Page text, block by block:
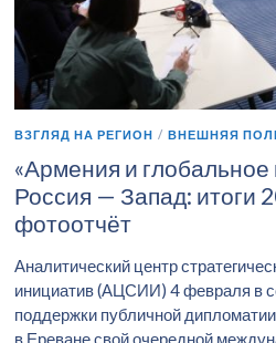
ВЗГЛЯД НА РЕГИОН / ВНЕШНЯЯ
«Армения и глобальное
Россия — Запад: итоги
фотоотчёт
Аналитический центр
инициатив (АЦСИИ) 4 февраля в
поддержки публичной
в Ереване свой очередной